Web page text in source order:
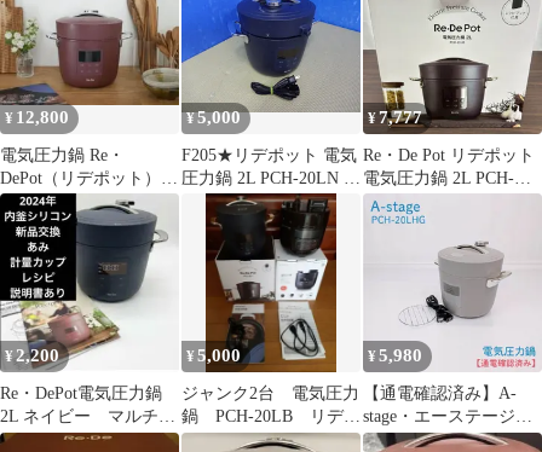
¥ 12,800
電気圧力鍋 Re・
DePot（リデポット）
レッド ２Ｌ PCH-20LR
¥5,000
F205★リデポット 電気
圧力鍋 2L PCH-20LN ネ
イビー 2021年製/動作
品・保証付き・送料無
料★2606
¥7,777
Re・De Pot リデポット
電気圧力鍋 2L PCH-
20LB 美品 レシピブッ
ク付
¥2,200
Re・DePot電気圧力鍋
2L ネイビー マルチク
ッカー PCH-20LN
¥5,000
ジャンク2台 電気圧力
鍋 PCH-20LB リデポ
ット SP-D131 シロ
¥5,980
【通電確認済み】A-
stage・エーステージ・
PCH-20LHG・Re·De・